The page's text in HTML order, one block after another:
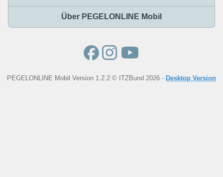
Über PEGELONLINE Mobil
PEGELONLINE Mobil Version 1.2.2 © ITZBund 2026 - Desktop Version